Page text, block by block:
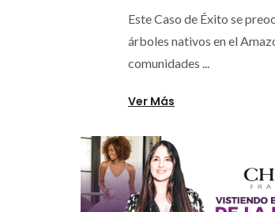
Este Caso de Éxito se
árboles nativos en el
comunidades ...
Ver Más